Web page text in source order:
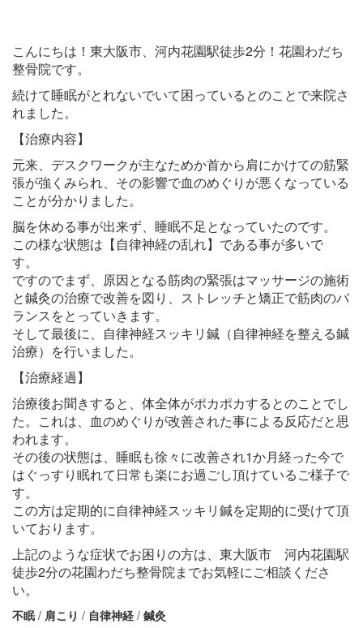
こんにちは！東大阪市、河内花園駅徒歩2分！花園わだち
整骨院です。
続けて睡眠がとれないでいて困っているとのことで来院さ
れました。
【治療内容】
元来、デスクワークが主なためか首から肩にかけての筋緊
張が強くみられ、その影響で血のめぐりが悪くなっている
ことが分かりました。
脳を休める事が出来ず、睡眠不足となっていたのです。
この様な状態は【自律神経の乱れ】である事が多いで
す
ですのでまず、原因となる筋肉の緊張はマッサージの施術
と鍼灸の治療で改善を図り、ストレッチと矯正で筋肉のバ
ランスをとっていきます。
そして最後に、自律神経スッキリ鍼（自律神経を整える鍼
治療）を行いました。
【治療経過】
治療後お聞きすると、体全体がポカポカするとのことでし
た。これは、血のめぐりが改善された事による反応だと思
われます。
その後の状態は、睡眠も徐々に改善され1か月経った今で
はぐっすり眠れて日常も楽にお過ごし頂けているご様子で
す。
この方は定期的に自律神経スッキリ鍼を定期的に受けて頂
いております。
上記のような症状でお困りの方は、東大阪市 河内花園駅
徒歩2分の花園わだち整骨院までお気軽にご相談くださ
い。
不眠 / 肩こり / 自律神経 / 鍼灸